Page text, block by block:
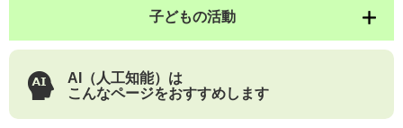
子どもの活動
AI（人工知能）は
こんなページをおすすめします